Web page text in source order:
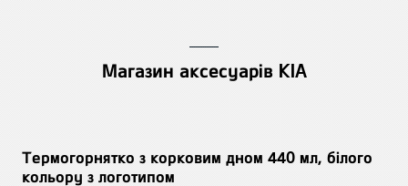
Магазин аксесуарів KIA
Термогорнятко з корковим дном 440 мл, білого
кольору з логотипом